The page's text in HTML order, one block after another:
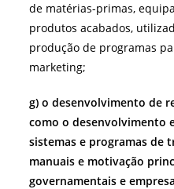
de matérias-primas,
produtos acabados,
produção de programas
marketing;
g) o desenvolvimento de
como o desenvolvimento
sistemas e programas de
manuais e motivação
governamentais e